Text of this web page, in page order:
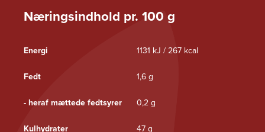
Næringsindhold pr. 100 g
Energi 1131 kJ / 267 kcal
Fedt 1,6 g
- heraf mættede fedtsyrer 0,2 g
Kulhydrater 47 g